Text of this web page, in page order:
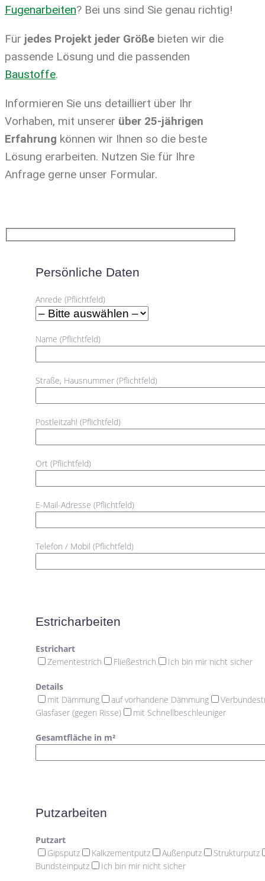
Fugenarbeiten? Bei uns sind Sie genau richtig!
Für jedes Projekt jeder Größe bieten wir die
passende Lösung und die passenden
Baustoffe.
Informieren Sie uns detailliert über Ihr
Vorhaben, mit unserer über 25-jährigen
Erfahrung können wir Ihnen so die beste
Lösung erarbeiten. Nutzen Sie für Ihre
Anfrage gerne unser Formular.
Persönliche Daten
Anrede (Pflichtfeld)
Name (Pflichtfeld)
Straße, Hausnummer (Pflichtfeld)
Postleitzahl (Pflichtfeld)
Ort (Pflichtfeld)
E-Mail-Adresse (Pflichtfeld)
Telefon / Mobil (Pflichtfeld)
Estricharbeiten
Estrichart
Zementestrich
Fließestrich Ich bin mir nicht sicher
Details
mit Dämmung
auf vorhandene Dämmung
Glasfaser (gegen Risse)
mit Schnellbeschleuniger
Gesamtfläche in m²
Putzarbeiten
Putzart
Gipsputz
Kalkzementputz Außenputz
Strukturputz
Bundsteinputz
Ich bin mir nicht sicher